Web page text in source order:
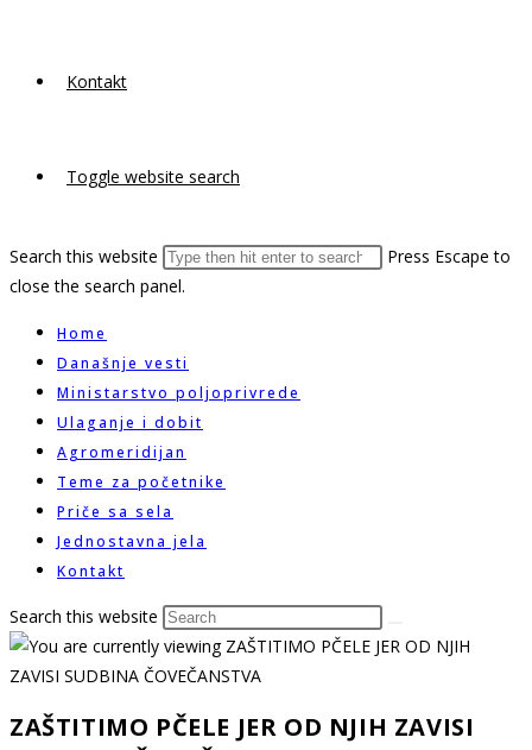
Kontakt
Toggle website search
Search this website
Press Escape to
close the search panel.
Home
Današnje vesti
Ministarstvo poljoprivrede
Ulaganje i dobit
Agromeridijan
Teme za početnike
Priče sa sela
Jednostavna jela
Kontakt
Search this website
ZAŠTITIMO PČELE JER OD NJIH ZAVISI